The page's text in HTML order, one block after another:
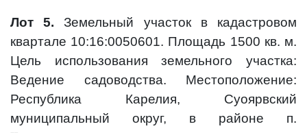
Лот 5. Земельный участок в кадастровом
квартале 10:16:0050601. Площадь 1500 кв. м.
Цель использования земельного участка:
Ведение садоводства. Местоположение:
Республика Карелия, Суоярвский
муниципальный округ, в районе п.